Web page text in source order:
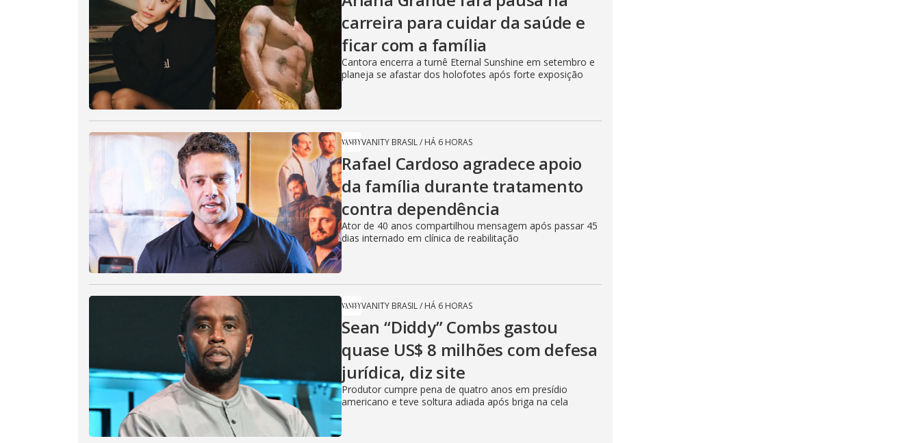
carreira para cuidar da saúde e
ficar com a família
Cantora encerra a turnê Eternal Sunshine em setembro e
planeja se afastar dos holofotes após forte exposição
VANITY BRASIL/ HÁ 6 HORAS
Rafael Cardoso agradece apoio
da família durante tratamento
contra dependência
Ator de 40 anos compartilhou mensagem após passar 45
dias internado em clínica de reabilitação
VANITY BRASIL/ HÁ 6 HORAS
Sean “Diddy” Combs gastou
quase US$ 8 milhões com defesa
jurídica, diz site
Produtor cumpre pena de quatro anos em presídio
americano e teve soltura adiada após briga na cela